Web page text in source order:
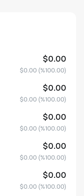
$0.00
$0.00 (%100.00)
$0.00
$0.00 (%100.00)
$0.00
$0.00 (%100.00)
$0.00
$0.00 (%100.00)
$0.00
$0.00 (%100.00)